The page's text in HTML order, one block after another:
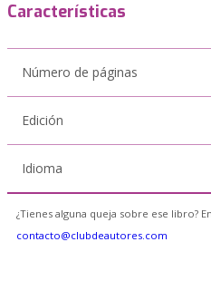
Características
Número de páginas
Edición
Idioma
¿Tienes alguna queja sobre ese libro?
contacto@clubdeautores.com